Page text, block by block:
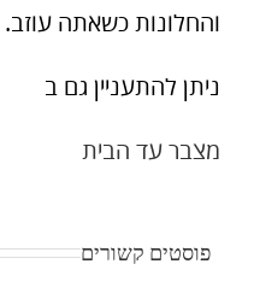
והחלונות כשאתה עוזב.
ניתן להתעניין גם ב
מצבר עד הבית
פוסטים קשורים